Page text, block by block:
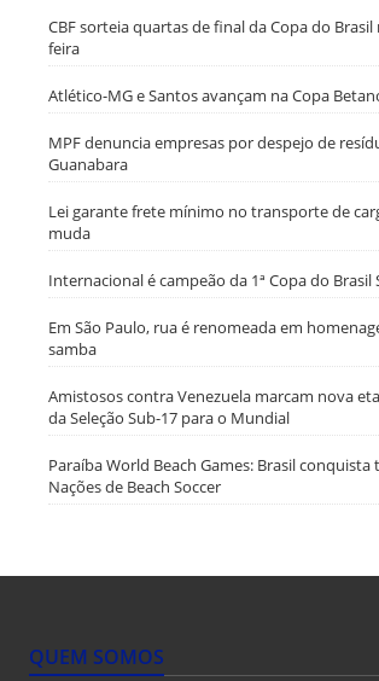
CBF sorteia quartas de final da Copa do
feira
Atlético-MG e Santos avançam na Copa
MPF denuncia empresas por despejo de
Guanabara
Lei garante frete mínimo no transporte de
muda
Internacional é campeão da 1ª Copa do Brasil
Em São Paulo, rua é renomeada em
samba
Amistosos contra Venezuela marcam nova
da Seleção Sub-17 para o Mundial
Paraíba World Beach Games: Brasil
Nações de Beach Soccer
QUEM SOMOS